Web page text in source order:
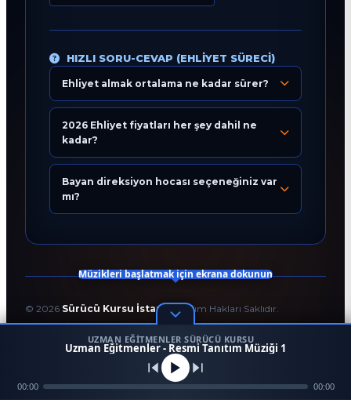
HIZLI SORU-CEVAP (EHLIYET SÜRECI)
Ehliyet almak ortalama ne kadar sürer?
2026 Ehliyet fiyatları her şey dahil ne
kadar?
Bayan direksiyon hocası seçeneğiniz var
mı?
© 2026 Sürücü Kursu İstanbul. Tüm Hakları Saklıdır.
T.C. Milli Eğitim Bakanlığı Onaylı Resmi Eğitim Kurumudur.
Kodlama ve Tasarım:Enver Çağlar
Eğitim Danışmanı
Bugün 18:00
Ara
1
Konum Mezun
Müzikleri başlatmak için ekrana dokunun
UZMAN EĞITMENLER SÜRÜCÜ KURSU
Uzman Eğitmenler - Resmi Tanıtım Müziği 1
00:00 00:00